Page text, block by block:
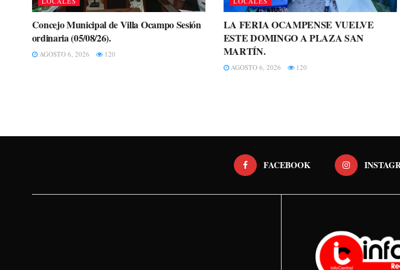
Concejo Municipal de Villa Ocampo Sesión
ordinaria (05/08/26).
AGOSTO 6, 2026 120
LA FERIA OCAMPENSE VUELVE
ESTE DOMINGO A PLAZA SAN
MARTÍN.
AGOSTO 6, 2026 120
FACEBOOK